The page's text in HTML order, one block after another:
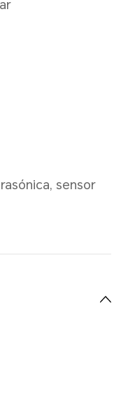
consulte
variar con los
las
de vídeo